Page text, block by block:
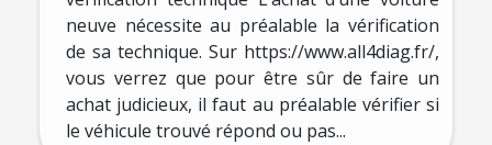
neuve nécessite au préalable la vérification
de sa technique. Sur https://www.all4diag.fr/,
vous verrez que pour être sûr de faire un
achat judicieux, il faut au préalable vérifier si
le véhicule trouvé répond ou pas...